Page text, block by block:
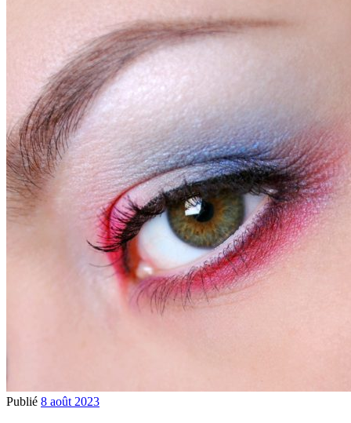
Publié 8 août 2023